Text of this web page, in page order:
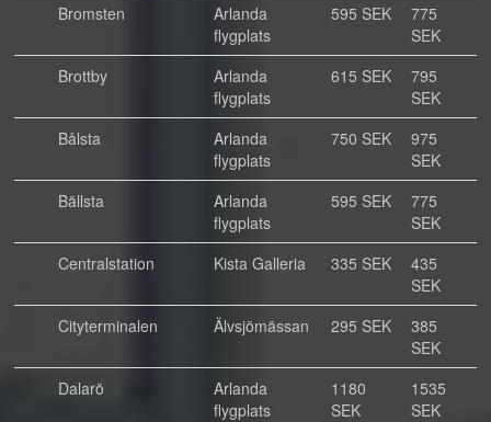
Bromsten
Arlanda
flygplats
595 SEK
775
SEK
Brottby
Arlanda
flygplats
615 SEK
795
SEK
Bålsta
Arlanda
flygplats
750 SEK
975
SEK
Bällsta
Arlanda
flygplats
595 SEK
775
SEK
Centralstation
Kista Galleria 335 SEK
435
SEK
Cityterminalen
Älvsjömässan 295 SEK
385
SEK
Dalarö
Arlanda
flygplats
1180
SEK
1535
SEK